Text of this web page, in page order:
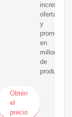
increíbles
ofertas
y
en
millones
de
productos.
Obtén
el
precio